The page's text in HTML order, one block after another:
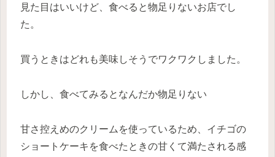
見た目はいいけど、食べると物足りないお店でし
た。
買うときはどれも美味しそうでワクワクしました。
しかし、食べてみるとなんだか物足りない
甘さ控えめのクリームを使っているため、イチゴの
ショートケーキを食べたときの甘くて満たされる感